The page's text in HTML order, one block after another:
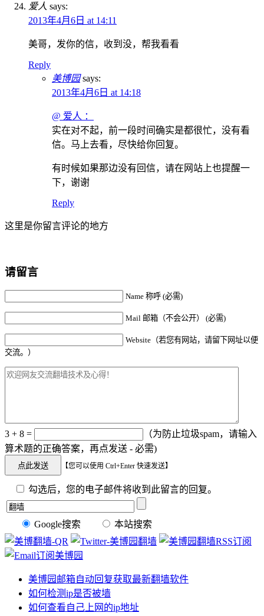
爱人 says:
2013年4月6日 at 14:11
美哥，发你的信，收到没，帮我看看
Reply
美博园 says:
2013年4月6日 at 14:18
@ 爱人 ：
实在对不起，前一段时间确实是都很忙，没有看
信。马上去看，尽快给你回复。
有时候如果那边没有回信，请在网站上也提醒一
下，谢谢
Reply
这里是你留言评论的地方
请留言
Name 称呼 (必需)
Mail 邮箱（不会公开） (必需)
Website（若您有网站，请留下网址以便
交流。）
3 + 8 =
（为防止垃圾spam，请输入
算术题的正确答案，再点发送 - 必需)
【您可以使用 Ctrl+Enter 快速发送】
勾选后，您的电子邮件将收到此留言的回复。
Google搜索 本站搜索
美博园邮箱自动回复获取最新翻墙软件
如何检测ip是否被墙
如何查看自己上网的ip地址